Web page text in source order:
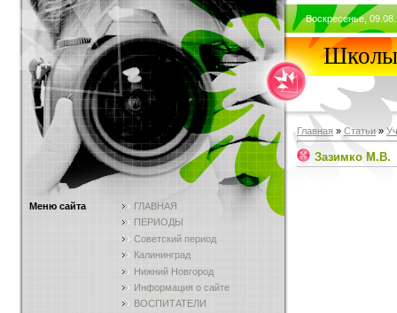
Меню сайта
ГЛАВНАЯ
ПЕРИОДЫ
Советский период
Калининград
Нижний Новгород
Информация о сайте
ВОСПИТАТЕЛИ
Воскресенье,
Школы
Главная » Статьи »
Зазимко М.В.